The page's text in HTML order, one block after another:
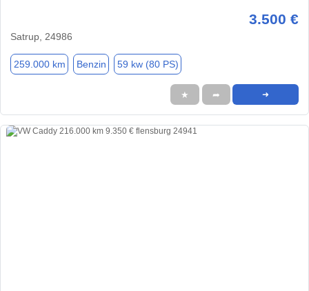
3.500 €
Satrup, 24986
259.000 km Benzin 59 kw (80 PS)
★ ➦ ➜